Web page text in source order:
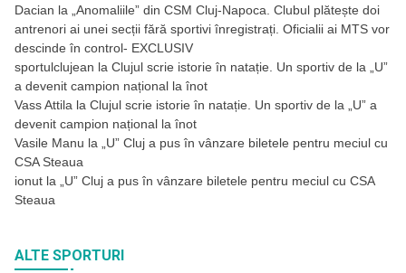
Dacian la
„Anomaliile” din CSM Cluj-Napoca. Clubul plătește doi
antrenori ai unei secții fără sportivi înregistrați. Oficialii ai MTS vor
descinde în control- EXCLUSIV
sportulclujean la Clujul scrie istorie în natație. Un sportiv de la „U”
a devenit campion național la înot
Vass Attila la Clujul scrie istorie în natație. Un sportiv de la „U” a
devenit campion național la înot
Vasile Manu la
„U” Cluj a pus în vânzare biletele pentru meciul cu
CSA Steaua
ionut la
„U” Cluj a pus în vânzare biletele pentru meciul cu CSA
Steaua
ALTE SPORTURI